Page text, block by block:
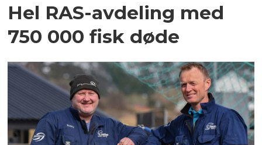
Hel RAS-avdeling med
750 000 fisk døde